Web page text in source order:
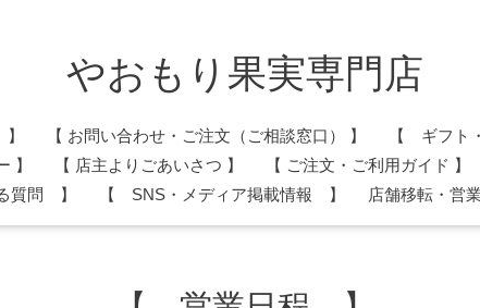
やおもり果実専門店
​【 お問い合わせ・ご注文（ご相談窓口） 】
【 ギフト
】
​【 店主よりごあいさつ 】 【 ご注文・ご利用ガイド 】
質問 】
【 SNS・メディア掲載情報 】 店舗移転・営